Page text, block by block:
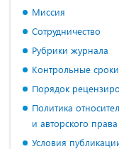
Миссия
Сотрудничество
Рубрики журнала
Контрольные сроки
Порядок
Политика
и авторского права
Условия